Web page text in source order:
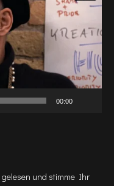
00:00
gelesen und stimme Ihr